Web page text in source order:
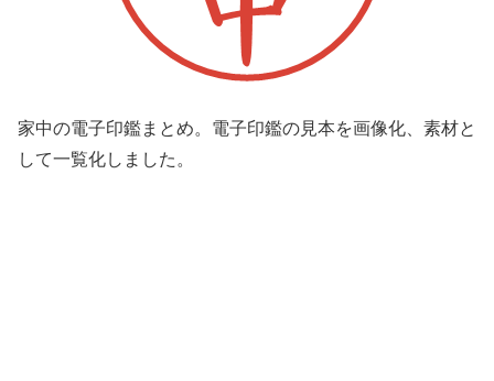
家中の電子印鑑まとめ。電子印鑑の見本を画像化、素材と
して一覧化しました。